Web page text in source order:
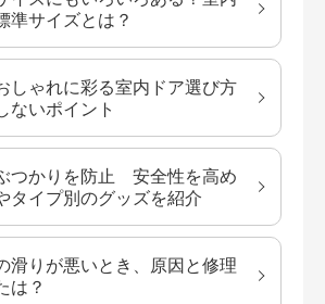
準サイズとは？
しゃれに彩る室内ドア選び方
ないポイント
つかりを防止 安全性を高め
タイプ別のグッズを紹介
滑りが悪いとき、原因と修理
は？